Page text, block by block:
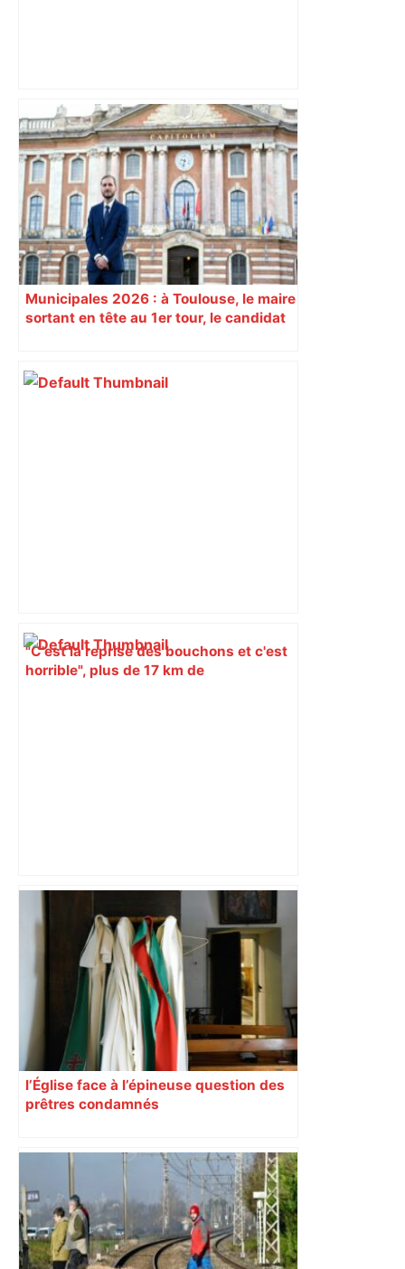
Après la fusion avec la liste PS
Toulouse, le candidat LFI salue "une
dynamique qui nous oblige à la
responsabilité" – Franceinfo
Municipales 2026 : à Toulouse, le maire
sortant en tête au 1er tour, le candidat
"C'est la reprise des bouchons et c'est
horrible", plus de 17 km de
ENTRETIEN. Municipales 2026 à
Toulouse : sous le feu des critiques,
Briançon assume son alliance avec
Piquemal, "ce n’est pas un accord de
postes" – ladepeche.fr
l’Église face à l’épineuse question des
prêtres condamnés